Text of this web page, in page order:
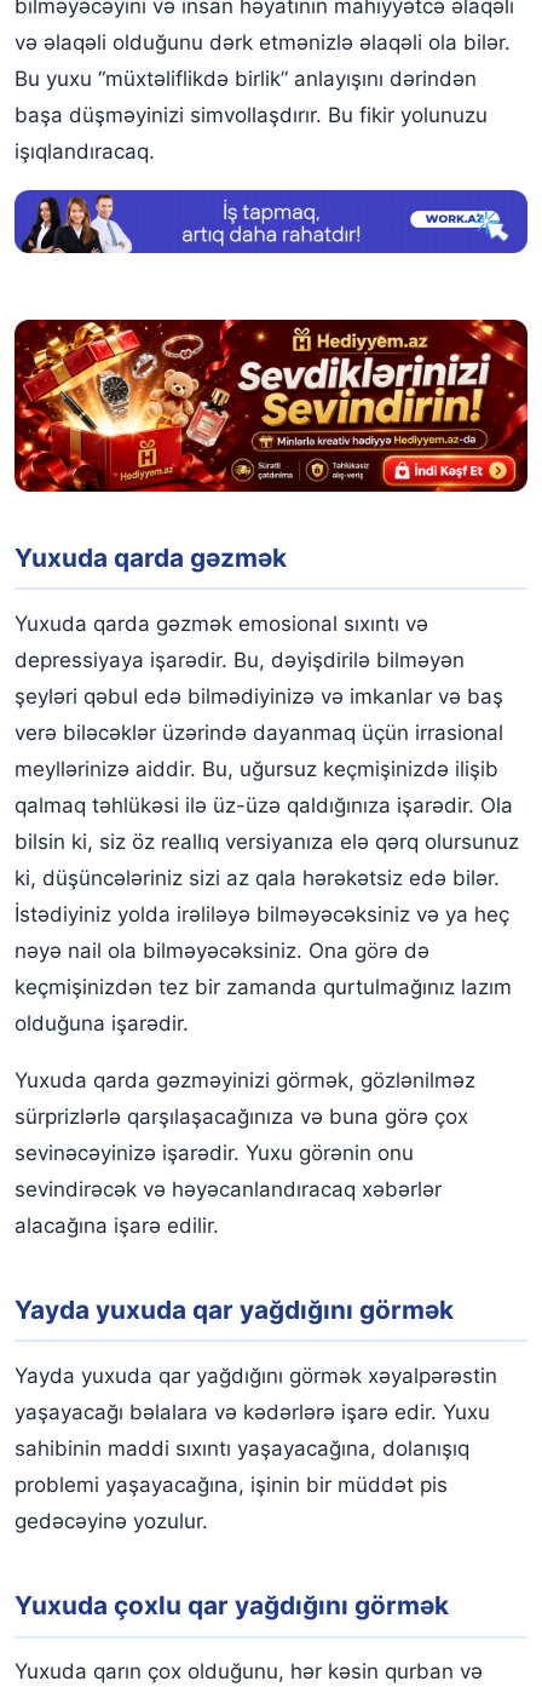
bilməyəcəyini və insan həyatının mahiyyətcə əlaqəli
və əlaqəli olduğunu dərk etmənizlə əlaqəli ola bilər.
Bu yuxu “müxtəliflikdə birlik” anlayışını dərindən
başa düşməyinizi simvollaşdırır. Bu fikir yolunuzu
işıqlandıracaq.
Yuxuda qarda gəzmək
Yuxuda qarda gəzmək emosional sıxıntı və
depressiyaya işarədir. Bu, dəyişdirilə bilməyən
şeyləri qəbul edə bilmədiyinizə və imkanlar və baş
verə biləcəklər üzərində dayanmaq üçün irrasional
meyllərinizə aiddir. Bu, uğursuz keçmişinizdə ilişib
qalmaq təhlükəsi ilə üz-üzə qaldığınıza işarədir. Ola
bilsin ki, siz öz reallıq versiyanıza elə qərq olursunuz
ki, düşüncələriniz sizi az qala hərəkətsiz edə bilər.
İstədiyiniz yolda irəliləyə bilməyəcəksiniz və ya heç
nəyə nail ola bilməyəcəksiniz. Ona görə də
keçmişinizdən tez bir zamanda qurtulmağınız lazım
olduğuna işarədir.
Yuxuda qarda gəzməyinizi görmək, gözlənilməz
sürprizlərlə qarşılaşacağınıza və buna görə çox
sevinəcəyinizə işarədir. Yuxu görənin onu
sevindirəcək və həyəcanlandıracaq xəbərlər
alacağına işarə edilir.
Yayda yuxuda qar yağdığını görmək
Yayda yuxuda qar yağdığını görmək xəyalpərəstin
yaşayacağı bəlalara və kədərlərə işarə edir. Yuxu
sahibinin maddi sıxıntı yaşayacağına, dolanışıq
problemi yaşayacağına, işinin bir müddət pis
gedəcəyinə yozulur.
Yuxuda çoxlu qar yağdığını görmək
Yuxuda qarın çox olduğunu, hər kəsin qurban və